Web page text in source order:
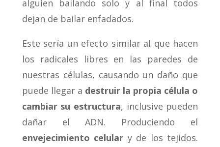
alguien bailando solo y al final todos
dejan de bailar enfadados.
Este sería un efecto similar al que hacen
los radicales libres en las paredes de
nuestras células, causando un daño que
puede llegar a destruir la propia célula o
cambiar su estructura, inclusive pueden
dañar el ADN. Produciendo el
envejecimiento celular y de los tejidos.